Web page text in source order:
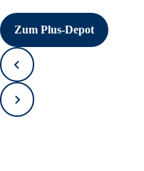
Zum Plus-Depot
Zurück
Vorwärts